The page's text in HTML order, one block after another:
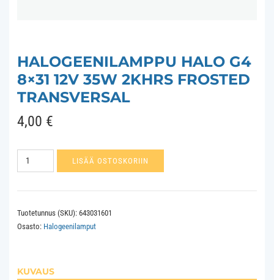
HALOGEENILAMPPU HALO G4
8×31 12V 35W 2KHRS FROSTED
TRANSVERSAL
4,00 €
Halogeenilamppu
Halo
12V
35W
Transversal
LISÄÄ OSTOSKORIIN
Tuotetunnus (SKU): 643031601
Osasto: Halogeenilamput
KUVAUS